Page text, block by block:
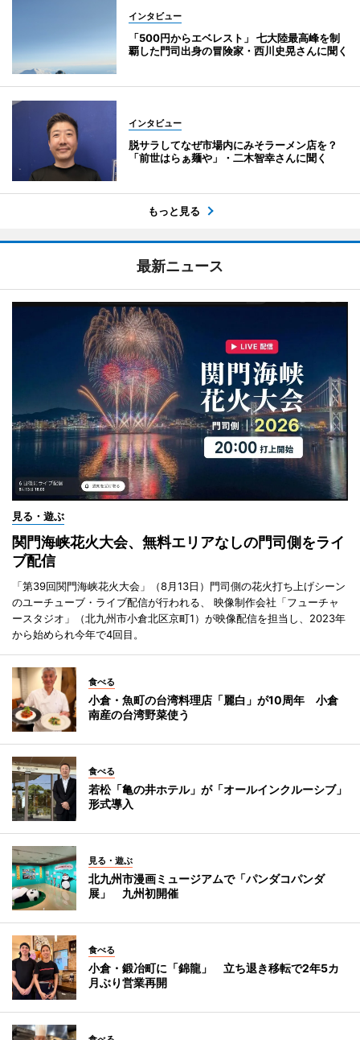
インタビュー
「500円からエベレスト」 七大陸最高峰を制
覇した門司出身の冒険家・西川史晃さんに聞く
インタビュー
脱サラしてなぜ市場内にみそラーメン店を？
「前世はらぁ麺や」・二木智幸さんに聞く
もっと見る
最新ニュース
見る・遊ぶ
関門海峡花火大会、無料エリアなしの門司側をライ
ブ配信
「第39回関門海峡花火大会」（8月13日）門司側の花火打ち上げシーン
のユーチューブ・ライブ配信が行われる、 映像制作会社「フューチャ
ースタジオ」（北九州市小倉北区京町1）が映像配信を担当し、2023年
から始められ今年で4回目。
食べる
小倉・魚町の台湾料理店「麗白」が10周年 小倉
南産の台湾野菜使う
食べる
若松「亀の井ホテル」が「オールインクルーシブ」
形式導入
見る・遊ぶ
北九州市漫画ミュージアムで「パンダコパンダ
展」 九州初開催
食べる
小倉・鍛冶町に「錦龍」 立ち退き移転で2年5カ
月ぶり営業再開